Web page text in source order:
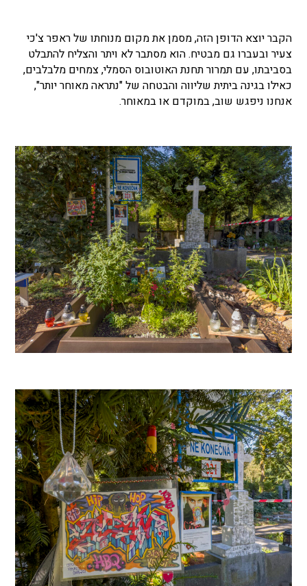
הקבר יוצא הדופן הזה, מסמן את מקום מנוחתו של ראפר צ'כי
צעיר ובעברו גם מבטיח. הוא מסתבר לא ויתר והצליח להתבלט
בסביבתו, עם תמרור תחנת האוטובוס הסמלי, צמחים מלבלבים,
כאילו בגינה ביתית שליווה והבטחה של "נתראה מאוחר יותר",
אנחנו ניפגש שוב, במוקדם או במאוחר.